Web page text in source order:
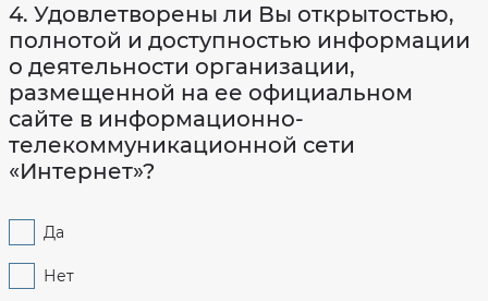
4. Удовлетворены ли Вы открытостью,
полнотой и доступностью информации
о деятельности организации,
размещенной на ее официальном
сайте в информационно-
телекоммуникационной сети
«Интернет»?
Да
Нет